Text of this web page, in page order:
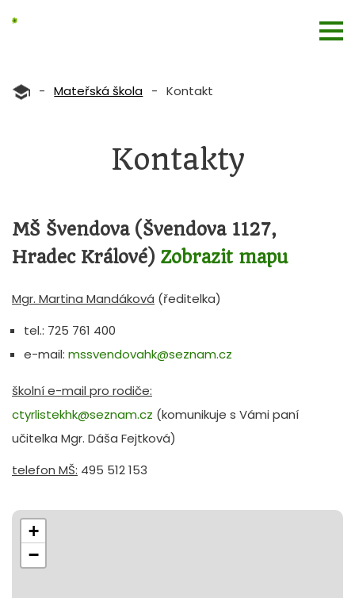
- Mateřská škola - Kontakt
Kontakty
MŠ Švendova (Švendova 1127,
Hradec Králové) Zobrazit mapu
Mgr. Martina Mandáková (ředitelka)
tel.: 725 761 400
e-mail: mssvendovahk@seznam.cz
školní e-mail pro rodiče:
ctyrlistekhk@seznam.cz (komunikuje s Vámi paní
učitelka Mgr. Dáša Fejtková)
telefon MŠ: 495 512 153
+
−